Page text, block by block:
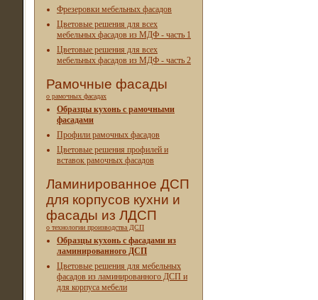
Фрезеровки мебельных фасадов
Цветовые решения для всех
мебельных фасадов из МДФ - часть 1
Цветовые решения для всех
мебельных фасадов из МДФ - часть 2
Рамочные фасады
о рамочных фасадах
Образцы кухонь с рамочными
фасадами
Профили рамочных фасадов
Цветовые решения профилей и
вставок рамочных фасадов
Ламинированное ДСП
для корпусов кухни и
фасады из ЛДСП
о технологии производства ДСП
Образцы кухонь с фасадами из
ламинированного ДСП
Цветовые решения для мебельных
фасадов из ламинированного ДСП и
для корпуса мебели